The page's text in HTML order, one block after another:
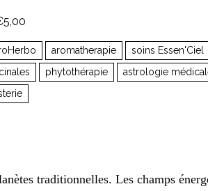
aromatherapie
soins Essen'Ciel
phytothérapie
astrologie
traditionnelles. Les champs